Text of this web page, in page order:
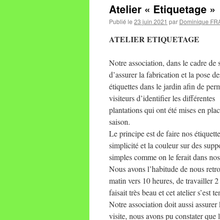
Atelier « Etiquetage »
Publié le 23 juin 2021 par Dominique
ATELIER ETIQUETAGE
Notre association, dans le cadre
d’assurer la fabrication et la pose
étiquettes dans le jardin afin de
visiteurs d’identifier les différentes
plantations qui ont été mises en
saison.
Le principe est de faire nos
simplicité et la couleur sur des
simples comme on le ferait dans
Nous avons l’habitude de nous
matin vers 10 heures, de travailler
faisait très beau et cet atelier s’est
Notre association doit aussi
visite, nous avons pu constater que